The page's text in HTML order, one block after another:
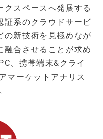
クスペースへ発展する
証系のクラウドサービ
の新技術を見極めなが
融合させることが求め
、携帯端末&クライ
マーケットアナリス